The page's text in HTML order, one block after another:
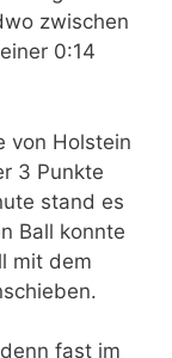
zwischen
0:14
von Holstein
3 Punkte
stand es
Ball konnte
mit dem
fast im